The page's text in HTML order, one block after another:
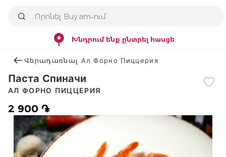
Խնդրում ենք ընտրել հասցե
Վերադառնալ Ал Форно Пиццерия
Паста Спиначи
2 900 ֏
АЛ ФОРНО ПИЦЦЕРИЯ